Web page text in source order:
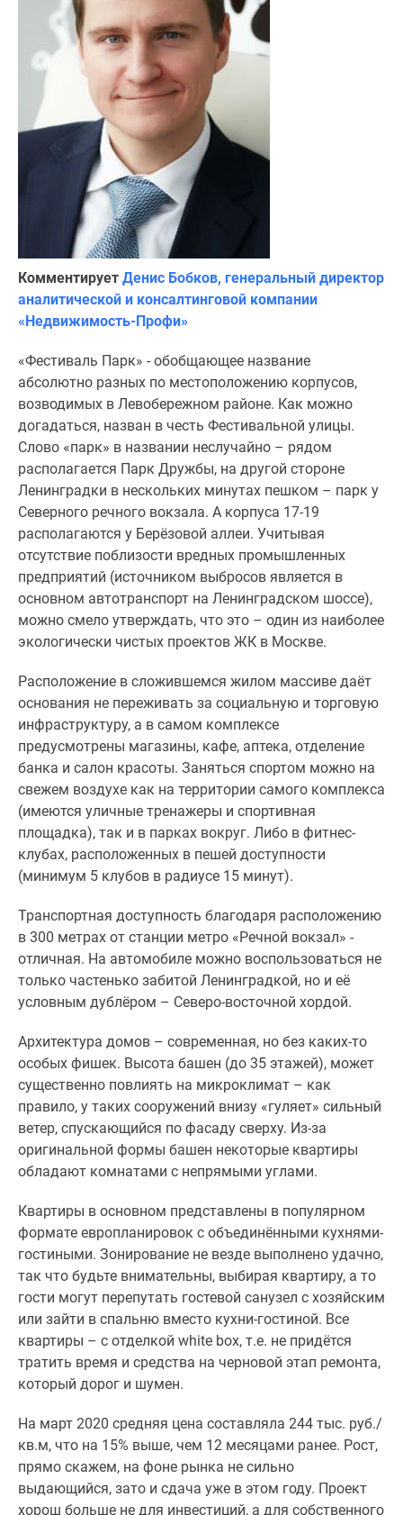
Комментирует Денис Бобков, генеральный директор
аналитической и консалтинговой компании
«Недвижимость-Профи»
«Фестиваль Парк» - обобщающее название
абсолютно разных по местоположению корпусов,
возводимых в Левобережном районе. Как можно
догадаться, назван в честь Фестивальной улицы.
Слово «парк» в названии неслучайно – рядом
располагается Парк Дружбы, на другой стороне
Ленинградки в нескольких минутах пешком – парк у
Северного речного вокзала. А корпуса 17-19
располагаются у Берёзовой аллеи. Учитывая
отсутствие поблизости вредных промышленных
предприятий (источником выбросов является в
основном автотранспорт на Ленинградском шоссе),
можно смело утверждать, что это – один из наиболее
экологически чистых проектов ЖК в Москве.
Расположение в сложившемся жилом массиве даёт
основания не переживать за социальную и торговую
инфраструктуру, а в самом комплексе
предусмотрены магазины, кафе, аптека, отделение
банка и салон красоты. Заняться спортом можно на
свежем воздухе как на территории самого комплекса
(имеются уличные тренажеры и спортивная
площадка), так и в парках вокруг. Либо в фитнес-
клубах, расположенных в пешей доступности
(минимум 5 клубов в радиусе 15 минут).
Транспортная доступность благодаря расположению
в 300 метрах от станции метро «Речной вокзал» -
отличная. На автомобиле можно воспользоваться не
только частенько забитой Ленинградкой, но и её
условным дублёром – Северо-восточной хордой.
Архитектура домов – современная, но без каких-то
особых фишек. Высота башен (до 35 этажей), может
существенно повлиять на микроклимат – как
правило, у таких сооружений внизу «гуляет» сильный
ветер, спускающийся по фасаду сверху. Из-за
оригинальной формы башен некоторые квартиры
обладают комнатами с непрямыми углами.
Квартиры в основном представлены в популярном
формате европланировок с объединёнными кухнями-
гостиными. Зонирование не везде выполнено удачно,
так что будьте внимательны, выбирая квартиру, а то
гости могут перепутать гостевой санузел с хозяйским
или зайти в спальню вместо кухни-гостиной. Все
квартиры – с отделкой white box, т.е. не придётся
тратить время и средства на черновой этап ремонта,
который дорог и шумен.
На март 2020 средняя цена составляла 244 тыс. руб./
кв.м, что на 15% выше, чем 12 месяцами ранее. Рост,
прямо скажем, на фоне рынка не сильно
выдающийся, зато и сдача уже в этом году. Проект
хорош больше не для инвестиций, а для собственного